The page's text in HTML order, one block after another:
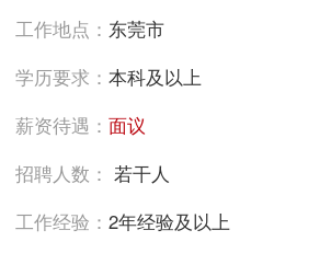
工作地点： 东莞市
学历要求：本科及以上
薪资待遇：面议
招聘人数：若干人
工作经验：2年经验及以上